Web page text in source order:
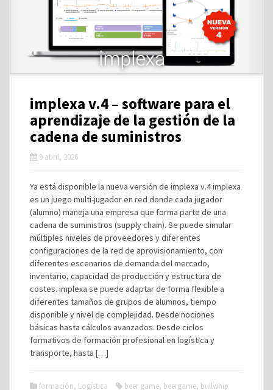
implexa v.4 – software para el
aprendizaje de la gestión de la
cadena de suministros
9 abril, 2026
Ya está disponible la nueva versión de implexa v.4 implexa
es un juego multi-jugador en red donde cada jugador
(alumno) maneja una empresa que forma parte de una
cadena de suministros (supply chain). Se puede simular
múltiples niveles de proveedores y diferentes
configuraciones de la red de aprovisionamiento, con
diferentes escenarios de demanda del mercado,
inventario, capacidad de producción y estructura de
costes. implexa se puede adaptar de forma flexible a
diferentes tamaños de grupos de alumnos, tiempo
disponible y nivel de complejidad. Desde nociones
básicas hasta cálculos avanzados. Desde ciclos
formativos de formación profesional en logística y
transporte, hasta […]
formación, Logística beer game, beergame, bullwhip